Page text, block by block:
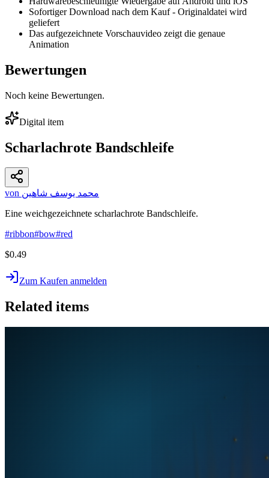
Sofortiger Download nach dem Kauf - Originaldatei wird
geliefert
Das aufgezeichnete Vorschauvideo zeigt die genaue
Animation
Bewertungen
Noch keine Bewertungen.
Digital item
Scharlachrote Bandschleife
von محمد يوسف شاهين
Eine weichgezeichnete scharlachrote Bandschleife.
#ribbon#bow#red
$0.49
Zum Kaufen anmelden
Related items